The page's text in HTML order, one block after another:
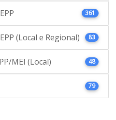
361
(Local e Regional) 83
MEI (Local) 48
79